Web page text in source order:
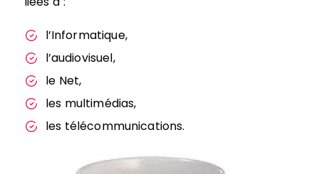
l’Informatique,
l’audiovisuel,
le Net,
les multimédias,
les télécommunications.